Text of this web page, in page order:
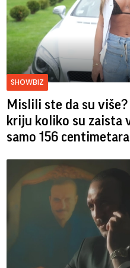
SHOWBIZ
Mislili ste da su
kriju koliko su zaista
samo 156 centimetara